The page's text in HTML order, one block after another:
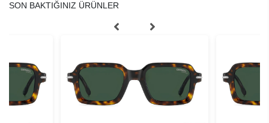
SON BAKTIĞINIZ ÜRÜNLER